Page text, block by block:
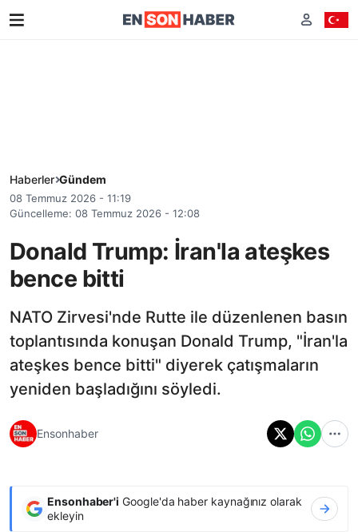
Haberler Gündem
08 Temmuz 2026 - 11:19
Güncelleme: 08 Temmuz 2026 - 12:08
Donald Trump: İran'la ateşkes
bence bitti
NATO Zirvesi'nde Rutte ile düzenlenen basın
toplantısında konuşan Donald Trump, "İran'la
ateşkes bence bitti" diyerek çatışmaların
yeniden başladığını söyledi.
Ensonhaber
Ensonhaber'i Google'da haber kaynağınız olarak
ekleyin